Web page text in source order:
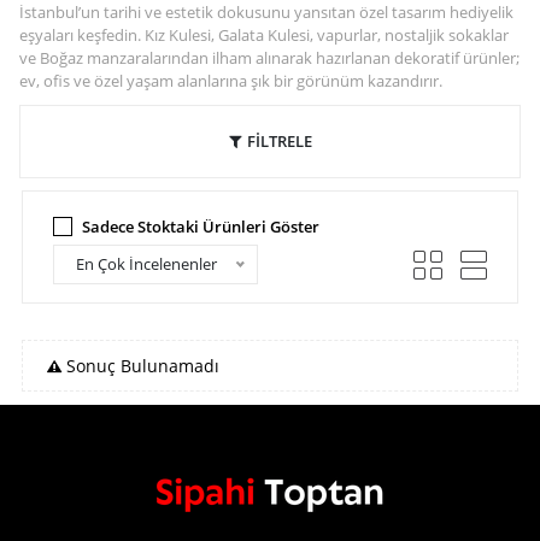
İstanbul’un tarihi ve estetik dokusunu yansıtan özel tasarım hediyelik
eşyaları keşfedin. Kız Kulesi, Galata Kulesi, vapurlar, nostaljik sokaklar
ve Boğaz manzaralarından ilham alınarak hazırlanan dekoratif ürünler;
ev, ofis ve özel yaşam alanlarına şık bir görünüm kazandırır.
FİLTRELE
Sadece Stoktaki Ürünleri Göster
En Çok İncelenenler
Sonuç Bulunamadı